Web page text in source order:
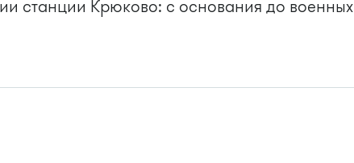
станции Крюково: с основания до военных